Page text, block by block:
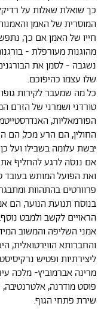
כך שואלת שאלות על
המוסרית של האמן
חייו של האמן אם כך,
מהוגנות מעורפלת -
נשגבה - לסמן את
שלו עצמו כהיפוכם.
כל מה שמעבר לקירות
טורדני ושמרני של הזרם
הפורמאליות,
החולין, הם הרע מכל, הם
יבשת עלומה בשבילו ועל כן
אם ננסה לרגע להחליף
ואת הפועל המותש בעובד
פרוורטים בהתהוות
בנוסח תנועת הנוער, הם
הראויים לקשב ולמבט
אמני השליפה והמשוב
והחברותא הווירטואלית,
ליצירתיות ופטיש
מרינה אברמוביץ- מלכה
פוסט מודרנה,
שירת פתחי הגוף.